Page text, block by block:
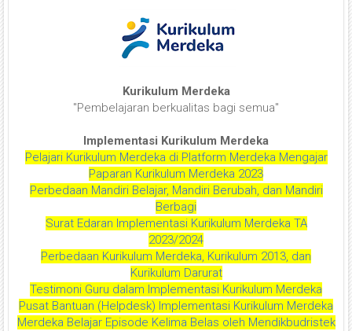
Kurikulum Merdeka
"Pembelajaran berkualitas bagi semua"
Implementasi Kurikulum Merdeka
Pelajari Kurikulum Merdeka di Platform Merdeka Mengajar
Paparan Kurikulum Merdeka 2023
Perbedaan Mandiri Belajar, Mandiri Berubah, dan Mandiri
Berbagi
Surat Edaran Implementasi Kurikulum Merdeka TA
2023/2024
Perbedaan Kurikulum Merdeka, Kurikulum 2013, dan
Kurikulum Darurat
Testimoni Guru dalam Implementasi Kurikulum Merdeka
Pusat Bantuan (Helpdesk) Implementasi Kurikulum Merdeka
Merdeka Belajar Episode Kelima Belas oleh Mendikbudristek